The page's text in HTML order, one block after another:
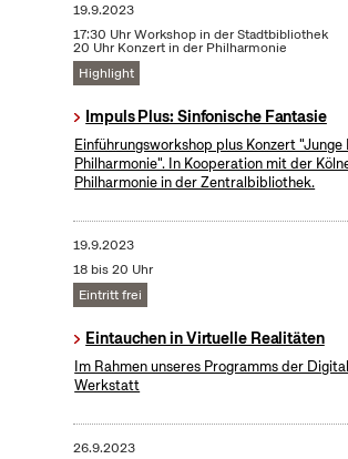
19.9.2023
17:30 Uhr Workshop in der Stadtbibliothek
20 Uhr Konzert in der Philharmonie
Highlight
Impuls Plus: Sinfonische Fantasie
Einführungsworkshop plus Konzert "Junge
Philharmonie". In Kooperation mit der
Philharmonie in der Zentralbibliothek.
19.9.2023
18 bis 20 Uhr
Eintritt frei
Eintauchen in Virtuelle Realitäten
Im Rahmen unseres Programms der
Werkstatt
26.9.2023